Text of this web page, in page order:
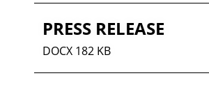
PRESS RELEASE
DOCX 182 KB